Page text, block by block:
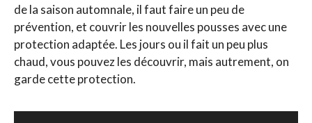
de la saison automnale, il faut faire un peu de
prévention, et couvrir les nouvelles pousses avec une
protection adaptée. Les jours ou il fait un peu plus
chaud, vous pouvez les découvrir, mais autrement, on
garde cette protection.